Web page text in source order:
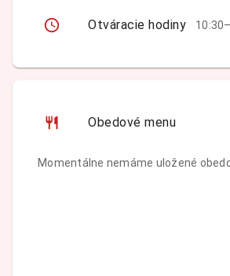
Otváracie hodiny
Obedové menu
Momentálne nemáme uložené